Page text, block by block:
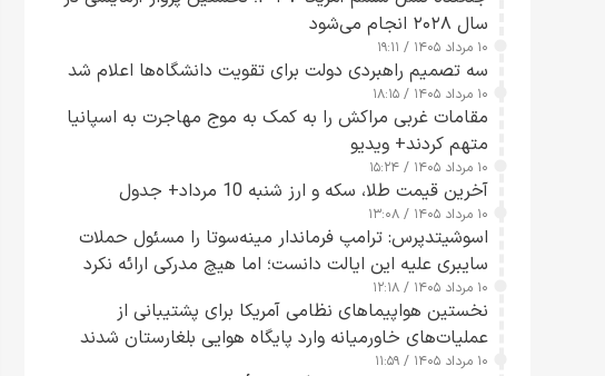
سال ۲۰۲۸ انجام می‌شود
۱۰ مرداد ۱۴۰۵ / ۱۹:۱۱
سه تصمیم راهبردی دولت برای تقویت دانشگاه‌ها اعلام شد
۱۰ مرداد ۱۴۰۵ / ۱۸:۱۵
مقامات غربی مراکش را به کمک به موج مهاجرت به اسپانیا
متهم کردند+ ویدیو
۱۰ مرداد ۱۴۰۵ / ۱۵:۲۴
آخرین قیمت طلا، سکه و ارز شنبه 10 مرداد+ جدول
۱۰ مرداد ۱۴۰۵ / ۱۳:۰۸
اسوشیتدپرس: ترامپ فرماندار مینه‌سوتا را مسئول حملات
سایبری علیه این ایالت دانست؛ اما هیچ مدرکی ارائه نکرد
۱۰ مرداد ۱۴۰۵ / ۱۲:۱۸
نخستین هواپیماهای نظامی آمریکا برای پشتیبانی از
عملیات‌های خاورمیانه وارد پایگاه هوایی بلغارستان شدند
۱۰ مرداد ۱۴۰۵ / ۱۱:۵۹